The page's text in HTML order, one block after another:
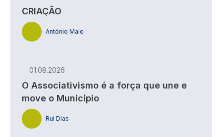
CRIAÇÃO
António Maio
01.08.2026
O Associativismo é a força que une e
move o Município
Rui Dias